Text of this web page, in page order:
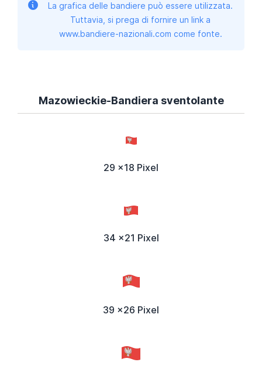
La grafica delle bandiere può essere utilizzata.
Tuttavia, si prega di fornire un link a
www.bandiere-nazionali.com come fonte.
Mazowieckie-Bandiera sventolante
29 x18 Pixel
34 x21 Pixel
39 x26 Pixel